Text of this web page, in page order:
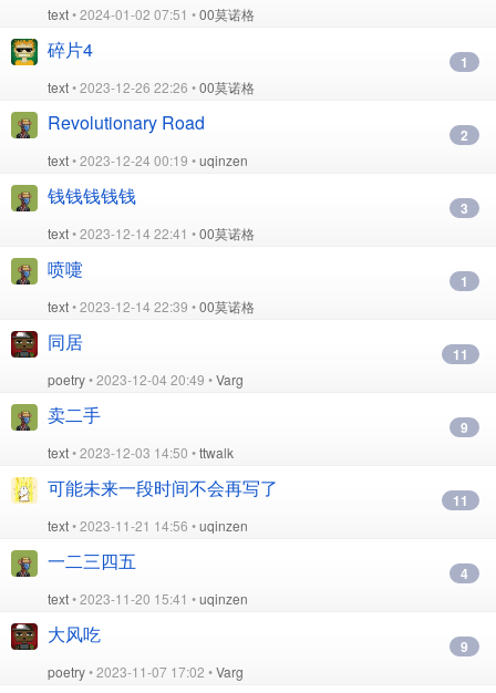
text• 2024-01-02 07:51 •00莫诺格
碎片4
text• 2023-12-26 22:26 •00莫诺格
1
Revolutionary Road
text• 2023-12-24 00:19 •uqinzen
2
钱钱钱钱钱
text• 2023-12-14 22:41 •00莫诺格
3
喷嚏
text• 2023-12-14 22:39 •00莫诺格
1
同居
poetry• 2023-12-04 20:49 •Varg
11
卖二手
text• 2023-12-03 14:50 •ttwalk
9
可能未来一段时间不会再写了
text• 2023-11-21 14:56 •uqinzen
11
一二三四五
text• 2023-11-20 15:41 •uqinzen
4
大风吃
poetry• 2023-11-07 17:02 •Varg
9